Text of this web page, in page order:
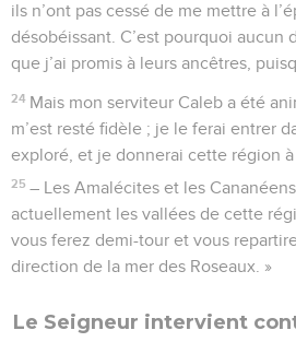
ils n’ont pas cessé de me mettre à
désobéissant. C’est pourquoi aucun
que j’ai promis à leurs ancêtres,
24 Mais mon serviteur Caleb a été
m’est resté fidèle ; je le ferai entrer
exploré, et je donnerai cette région à
25 – Les Amalécites et les
actuellement les vallées de cette
vous ferez demi-tour et vous
direction de la mer des Roseaux. »
Le Seigneur intervient